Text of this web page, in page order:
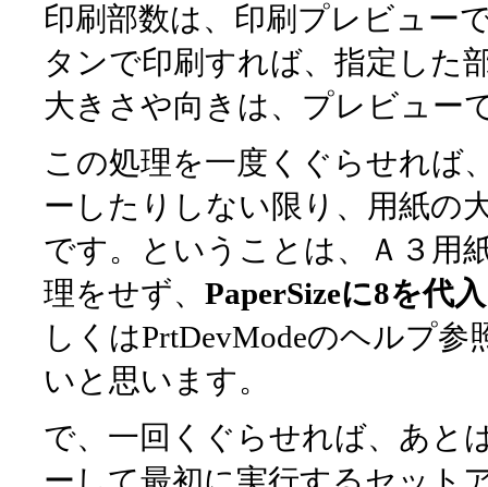
印刷部数は、印刷プレビュー
タンで印刷すれば、指定した
大きさや向きは、プレビュー
この処理を一度くぐらせれば
ーしたりしない限り、用紙の
です。ということは、Ａ３用
理をせず、 PaperSizeに8を代入
しくはPrtDevModeのヘルプ
いと思います。
で、一回くぐらせれば、あと